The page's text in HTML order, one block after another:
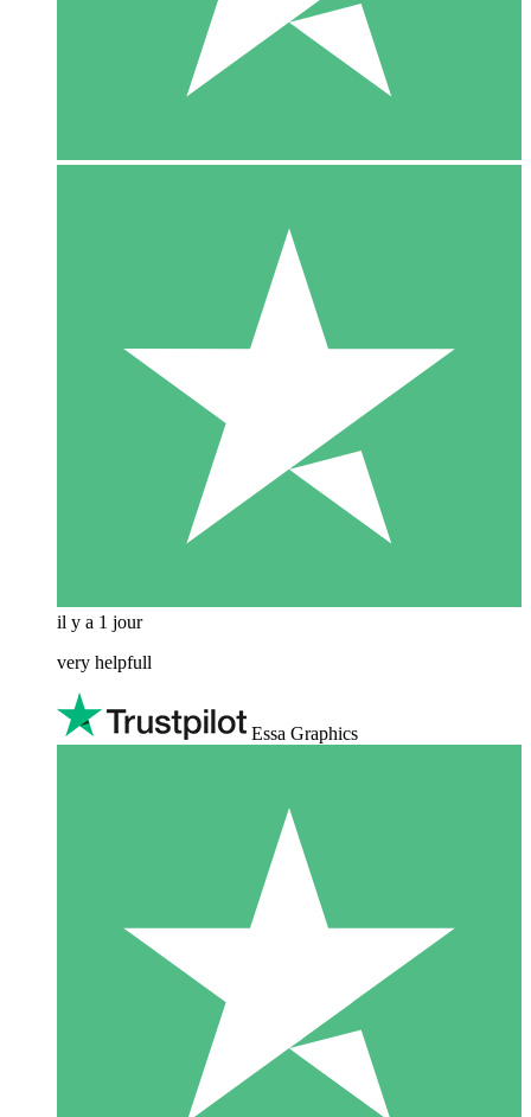
il y a 1 jour
very helpfull
Essa Graphics